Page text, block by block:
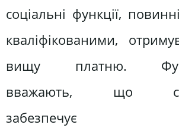
соціальні функції,
кваліфікованими,
вищу платню.
вважають, що
забезпечує